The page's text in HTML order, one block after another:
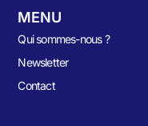
MENU
Qui sommes-nous ?
Newsletter
Contact